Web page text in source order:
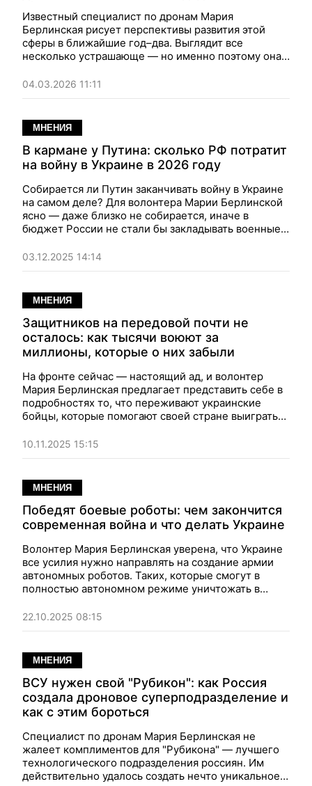
Известный специалист по дронам Мария
Берлинская рисует перспективы развития этой
сферы в ближайшие год–два. Выглядит все
несколько устрашающе — но именно поэтому она
силы нации в этом направлении, потому что нет
ничего важнее безопасности людей и страны.
04.03.2026 11:11
МНЕНИЯ
В кармане у Путина: сколько РФ потратит
на войну в Украине в 2026 году
Собирается ли Путин заканчивать войну в Украине
на самом деле? Для волонтера Марии Берлинской
ясно — даже близко не собирается, иначе в
бюджет России не стали бы закладывать военные
долларов ежедневно.
03.12.2025 14:14
МНЕНИЯ
Защитников на передовой почти не
осталось: как тысячи воюют за
миллионы, которые о них забыли
На фронте сейчас — настоящий ад, и волонтер
Мария Берлинская предлагает представить себе в
подробностях то, что переживают украинские
бойцы, которые помогают своей стране выиграть
на никому не нужные споры, вместо того, чтобы
объединиться в помощи армии.
10.11.2025 15:15
МНЕНИЯ
Победят боевые роботы: чем закончится
современная война и что делать Украине
Волонтер Мария Берлинская уверена, что Украине
все усилия нужно направлять на создание армии
автономных роботов. Таких, которые смогут в
полностью автономном режиме уничтожать в
направлении со стороны России.
22.10.2025 08:15
МНЕНИЯ
ВСУ нужен свой "Рубикон": как Россия
создала дроновое суперподразделение и
как с этим бороться
Специалист по дронам Мария Берлинская не
жалеет комплиментов для "Рубикона" — лучшего
технологического подразделения россиян. Им
действительно удалось создать нечто уникальное,